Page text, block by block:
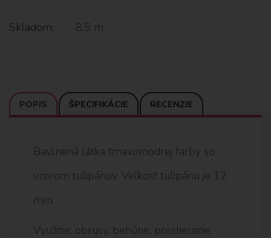
Skladom: 8.5 m
POPIS ŠPECIFIKÁCIE RECENZIE
Bavlnená látka tmavomodrej farby so
vzorom tulipánov. Veľkosť tulipánu je 12
mm.
Využitie: obrusy, behúne, prestieranie,